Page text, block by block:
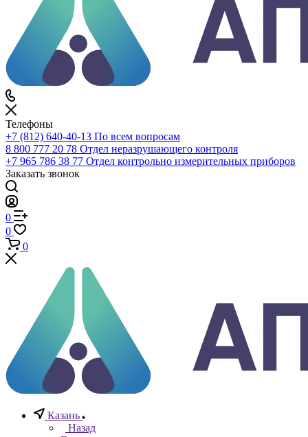
По всему сайту
По каталогу
0
Сравнение
0
Избранное
+7 (812) 640-40-13
По всем вопросам
8 800 777 20 78
Отдел неразрушающего контроля
+7 965 786 38 77
Отдел контрольно измерительных приборов
Заказать звонок
0
0